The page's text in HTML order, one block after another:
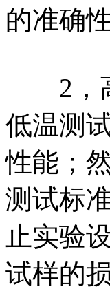
的准确性
2，高
低温测
性能；
测试标
止实验
试样的